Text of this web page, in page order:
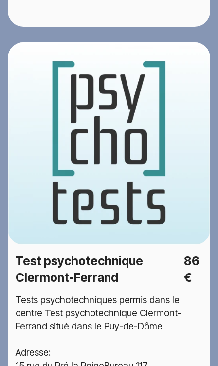
Test psychotechnique
Clermont-Ferrand
86
€
Tests psychotechniques permis dans le
centre Test psychotechnique Clermont-
Ferrand situé dans le Puy-de-Dôme
Adresse: